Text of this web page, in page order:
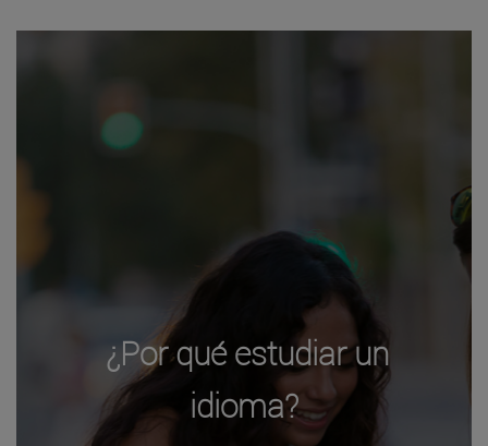
¿Por qué estudiar un
idioma?